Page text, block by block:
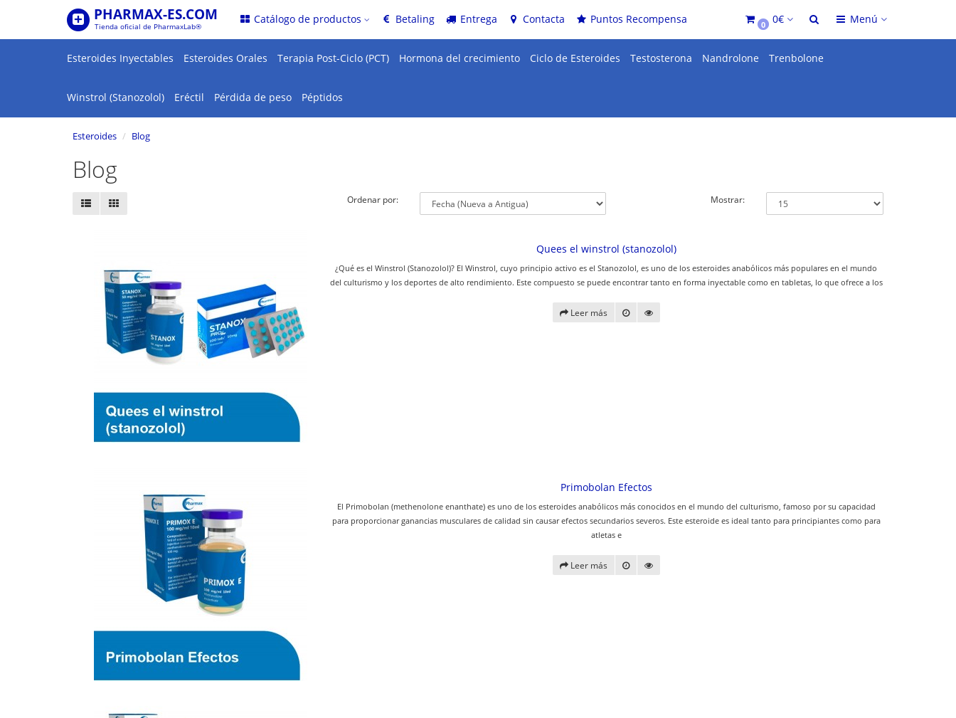
PHARMAX-ES.COM
Tienda oficial de PharmaxLab®
Catálogo de productos Betaling Entrega Contacta Puntos Recompensa 0 0€ Menú
Esteroides Inyectables Esteroides Orales Terapia Post-Ciclo (PCT) Hormona del crecimiento Ciclo de Esteroides Testosterona Nandrolone Trenbolone
Winstrol (Stanozolol) Eréctil Pérdida de peso Péptidos
Esteroides Blog
Blog
Ordenar por: Mostrar:
Quees el winstrol (stanozolol)
¿Qué es el Winstrol (Stanozolol)? El Winstrol, cuyo principio activo es el Stanozolol, es uno de los esteroides anabólicos más populares en el mundo
del culturismo y los deportes de alto rendimiento. Este compuesto se puede encontrar tanto en forma inyectable como en tabletas, lo que ofrece a los
Leer más
Primobolan Efectos
El Primobolan (methenolone enanthate) es uno de los esteroides anabólicos más conocidos en el mundo del culturismo, famoso por su capacidad
para proporcionar ganancias musculares de calidad sin causar efectos secundarios severos. Este esteroide es ideal tanto para principiantes como para
atletas e
Leer más